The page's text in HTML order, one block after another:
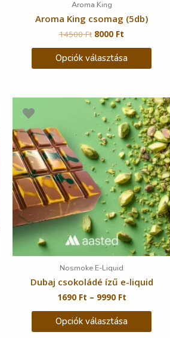
Aroma King
Aroma King csomag (5db)
14500Ft 8000 Ft
Opciók választása
Nosmoke E-Liquid
Dubaj csokoládé ízű e-liquid
1690 Ft – 9990 Ft
Opciók választása